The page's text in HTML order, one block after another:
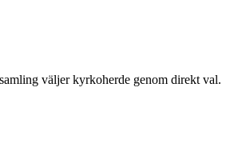
väljer kyrkoherde genom direkt val.